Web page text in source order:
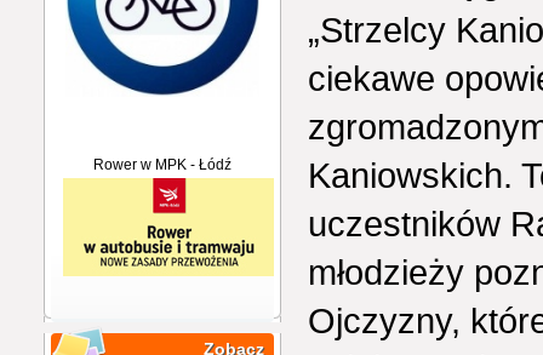
Rower w MPK - Łódź
Zobacz
„Strzelcy
ciekawe
Kaniowskich.
uczestników
młodzieży
Ojczyzny,